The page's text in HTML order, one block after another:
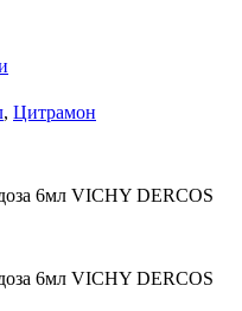
, Цитрамон
6мл VICHY DERCOS
6мл VICHY DERCOS